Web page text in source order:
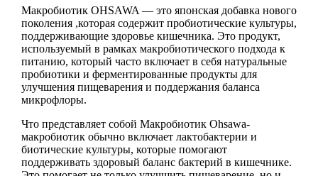
Макробиотик OHSAWA — это японская добавка нового
поколения ,которая содержит пробиотические культуры,
поддерживающие здоровье кишечника. Это продукт,
используемый в рамках макробиотического подхода к
питанию, который часто включает в себя натуральные
пробиотики и ферментированные продукты для
улучшения пищеварения и поддержания баланса
микрофлоры.
Что представляет собой Макробиотик Ohsawa-
макробиотик обычно включает лактобактерии и
биотические культуры, которые помогают
поддерживать здоровый баланс бактерий в кишечнике.